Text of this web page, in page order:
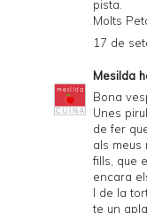
pista.
Molts
17 de
Mesilda
Bona
Unes
de fer
als meus
fills, que
encara
I de la
te un